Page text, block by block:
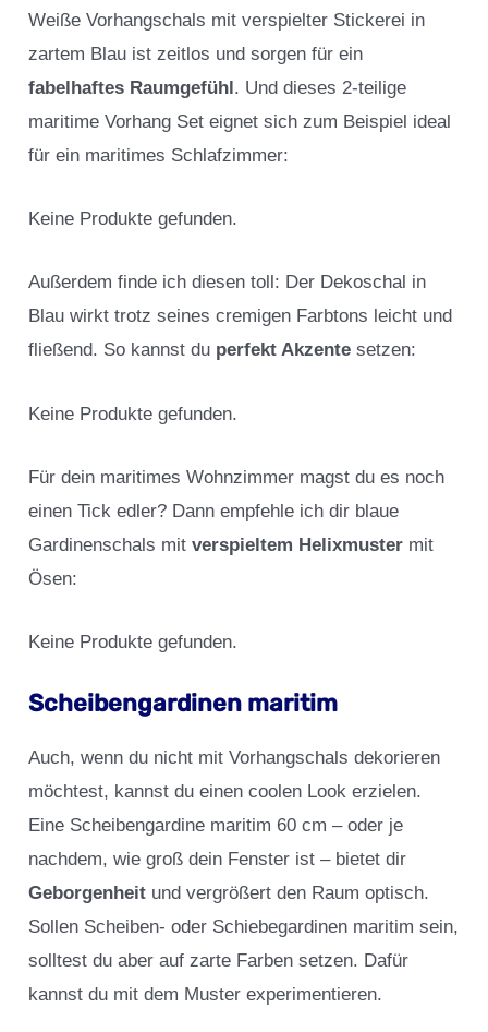
Weiße Vorhangschals mit verspielter Stickerei in
zartem Blau ist zeitlos und sorgen für ein
fabelhaftes Raumgefühl. Und dieses 2-teilige
maritime Vorhang Set eignet sich zum Beispiel ideal
für ein maritimes Schlafzimmer:
Keine Produkte gefunden.
Außerdem finde ich diesen toll: Der Dekoschal in
Blau wirkt trotz seines cremigen Farbtons leicht und
fließend. So kannst du perfekt Akzentesetzen:
Keine Produkte gefunden.
Für dein maritimes Wohnzimmer magst du es noch
einen Tick edler? Dann empfehle ich dir blaue
Gardinenschals mitverspieltem Helixmuster mit
Ösen:
Keine Produkte gefunden.
Scheibengardinen maritim
Auch, wenn du nicht mit Vorhangschals dekorieren
möchtest, kannst du einen coolen Look erzielen.
Eine Scheibengardine maritim 60 cm – oder je
nachdem, wie groß dein Fenster ist – bietet dir
Geborgenheit und vergrößert den Raum optisch.
Sollen Scheiben- oder Schiebegardinen maritim sein,
solltest du aber auf zarte Farben setzen. Dafür
kannst du mit dem Muster experimentieren.